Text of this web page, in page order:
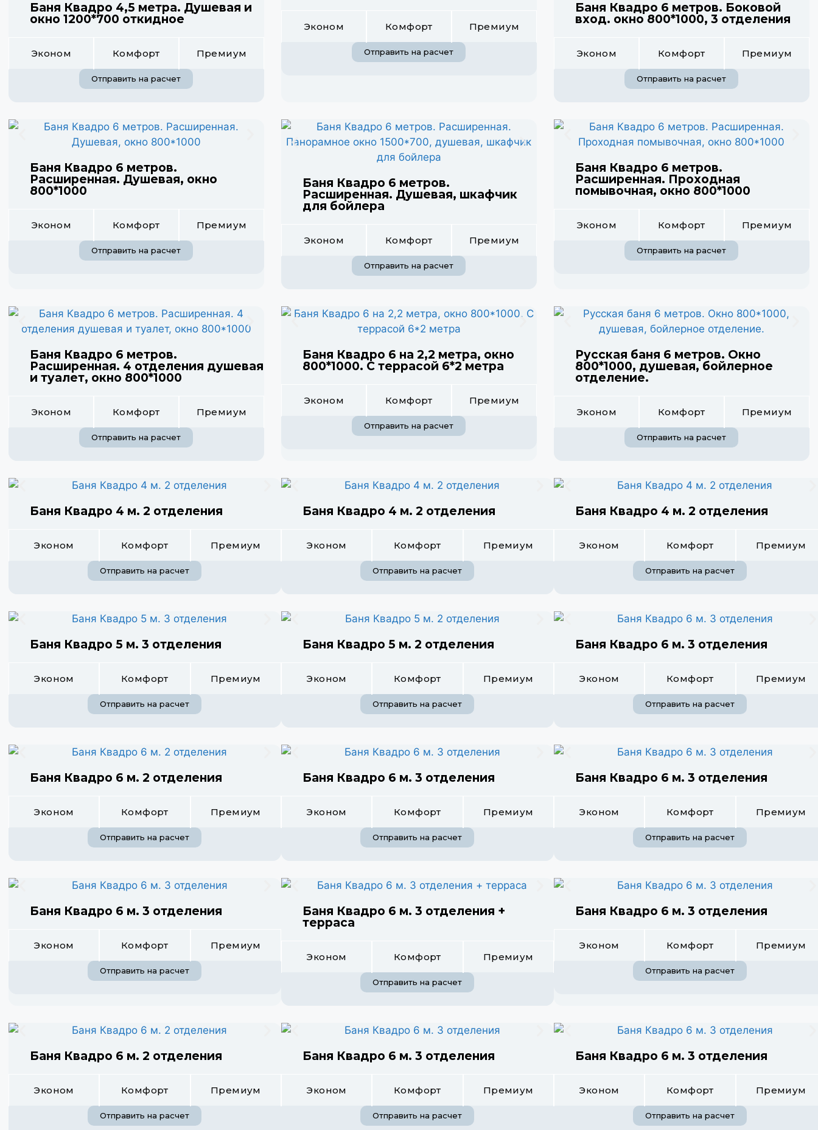
Баня Квадро 4,5 метра. Душевая и
окно 1200*700 откидное
Эконом Комфорт Премиум
Отправить на расчет
Эконом Комфорт Премиум
Отправить на расчет
Баня Квадро 6 метров. Боковой
вход. окно 800*1000, 3 отделения
Эконом Комфорт Премиум
Отправить на расчет
Баня Квадро 6 метров.
Расширенная. Душевая, окно
800*1000
Эконом Комфорт Премиум
Отправить на расчет
Баня Квадро 6 метров.
Расширенная. Душевая, шкафчик
для бойлера
Эконом Комфорт Премиум
Отправить на расчет
Баня Квадро 6 метров.
Расширенная. Проходная
помывочная, окно 800*1000
Эконом Комфорт Премиум
Отправить на расчет
Баня Квадро 6 метров.
Расширенная. 4 отделения душевая
и туалет, окно 800*1000
Эконом Комфорт Премиум
Отправить на расчет
Баня Квадро 6 на 2,2 метра, окно
800*1000. С террасой 6*2 метра
Эконом Комфорт Премиум
Отправить на расчет
Русская баня 6 метров. Окно
800*1000, душевая, бойлерное
отделение.
Эконом Комфорт Премиум
Отправить на расчет
Баня Квадро 4 м. 2 отделения
Эконом Комфорт Премиум
Отправить на расчет
Баня Квадро 4 м. 2 отделения
Эконом Комфорт Премиум
Отправить на расчет
Баня Квадро 4 м. 2 отделения
Эконом Комфорт Премиум
Отправить на расчет
Баня Квадро 5 м. 3 отделения
Эконом Комфорт Премиум
Отправить на расчет
Баня Квадро 5 м. 2 отделения
Эконом Комфорт Премиум
Отправить на расчет
Баня Квадро 6 м. 3 отделения
Эконом Комфорт Премиум
Отправить на расчет
Баня Квадро 6 м. 2 отделения
Эконом Комфорт Премиум
Отправить на расчет
Баня Квадро 6 м. 3 отделения
Эконом Комфорт Премиум
Отправить на расчет
Баня Квадро 6 м. 3 отделения
Эконом Комфорт Премиум
Отправить на расчет
Баня Квадро 6 м. 3 отделения
Эконом Комфорт Премиум
Отправить на расчет
Баня Квадро 6 м. 3 отделения +
терраса
Эконом Комфорт Премиум
Отправить на расчет
Баня Квадро 6 м. 3 отделения
Эконом Комфорт Премиум
Отправить на расчет
Баня Квадро 6 м. 2 отделения
Эконом Комфорт Премиум
Отправить на расчет
Баня Квадро 6 м. 3 отделения
Эконом Комфорт Премиум
Отправить на расчет
Баня Квадро 6 м. 3 отделения
Эконом Комфорт Премиум
Отправить на расчет